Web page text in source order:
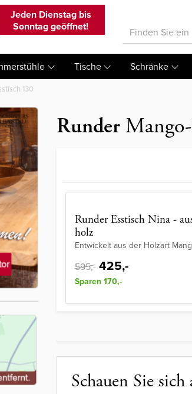
Jeden Dienstag bis
Sonntag geöffnet!
Tische Schränke
130
Runder
Runder Esstisch Nina -
holz
Entwickelt aus der Holzart
595,- 425,-
Sparen 170,-
Schauen Sie sich